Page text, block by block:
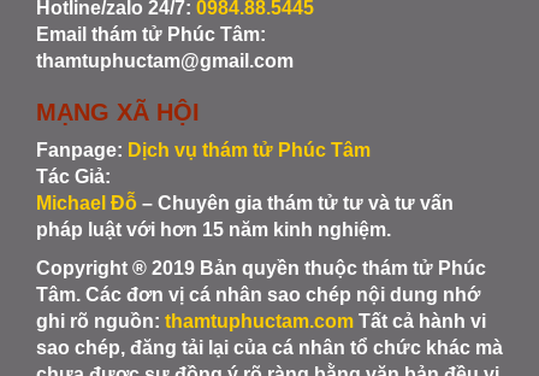
Hotline/zalo 24/7: 0984.88.5445
Email thám tử Phúc Tâm:
thamtuphuctam@gmail.com
MẠNG XÃ HỘI
Fanpage: Dịch vụ thám tử Phúc Tâm
Tác Giả:
Michael Đỗ – Chuyên gia thám tử tư và tư vấn
pháp luật với hơn 15 năm kinh nghiệm.
Copyright ® 2019 Bản quyền thuộc thám tử Phúc
Tâm. Các đơn vị cá nhân sao chép nội dung nhớ
ghi rõ nguồn: thamtuphuctam.com Tất cả hành vi
sao chép, đăng tải lại của cá nhân tổ chức khác mà